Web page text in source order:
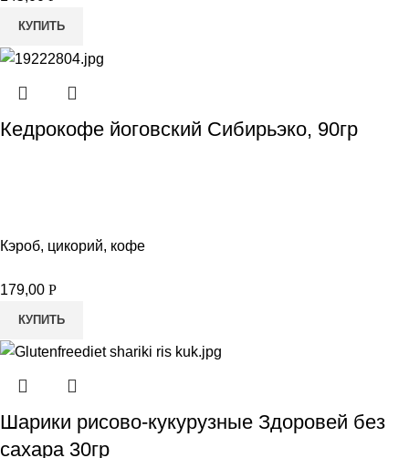
КУПИТЬ
Кедрокофе йоговский Сибирьэко, 90гр
Кэроб, цикорий, кофе
179,00 Р
КУПИТЬ
Шарики рисово-кукурузные Здоровей без
сахара 30гр